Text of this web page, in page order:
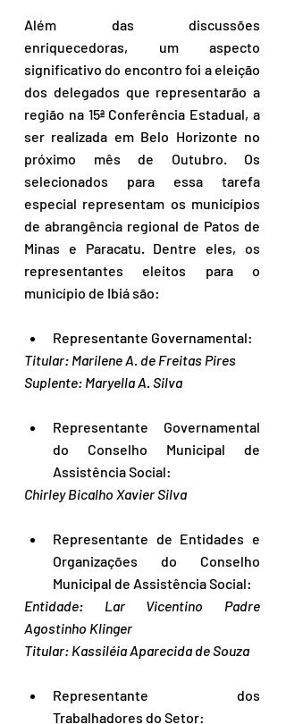
Além das discussões
enriquecedoras, um aspecto
significativo do encontro foi a eleição
dos delegados que representarão a
região na 15ª Conferência Estadual, a
ser realizada em Belo Horizonte no
próximo mês de Outubro. Os
selecionados para essa tarefa
especial representam os municípios
de abrangência regional de Patos de
Minas e Paracatu. Dentre eles, os
representantes eleitos para o
município de Ibiá são:
Representante Governamental:
Titular: Marilene A. de Freitas Pires
Suplente: Maryella A. Silva
Representante Governamental
do Conselho Municipal de
Assistência Social:
Chirley Bicalho Xavier Silva
Representante de Entidades e
Organizações do Conselho
Municipal de Assistência Social:
Entidade: Lar Vicentino Padre
Agostinho Klinger
Titular: Kassiléia Aparecida de Souza
Representante dos
Trabalhadores do Setor: